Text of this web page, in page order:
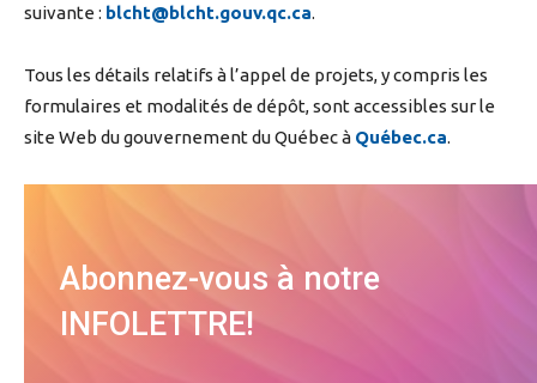
suivante : blcht@blcht.gouv.qc.ca.
Tous les détails relatifs à l’appel de projets, y compris les
formulaires et modalités de dépôt, sont accessibles sur le
site Web du gouvernement du Québec à Québec.ca.
Abonnez-vous à notre
INFOLETTRE!